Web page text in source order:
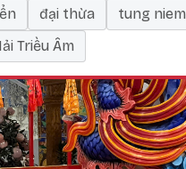
đại thừa
tung niem
Triều Âm